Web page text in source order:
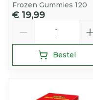
Frozen Gummies 120
€ 19,99
Bestel